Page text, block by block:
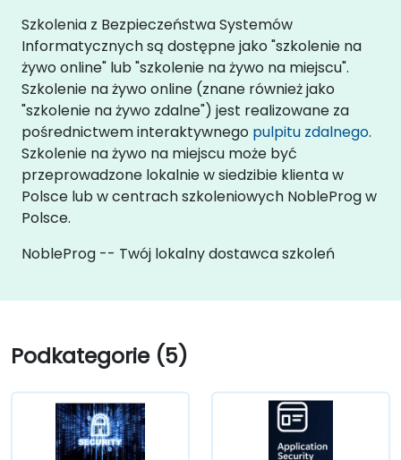
Szkolenia z Bezpieczeństwa Systemów
Informatycznych są dostępne jako "szkolenie na
żywo online" lub "szkolenie na żywo na miejscu".
Szkolenie na żywo online (znane również jako
"szkolenie na żywo zdalne") jest realizowane za
pośrednictwem interaktywnego pulpitu zdalnego.
Szkolenie na żywo na miejscu może być
przeprowadzone lokalnie w siedzibie klienta w
Polsce lub w centrach szkoleniowych NobleProg w
Polsce.
NobleProg -- Twój lokalny dostawca szkoleń
Podkategorie (5)